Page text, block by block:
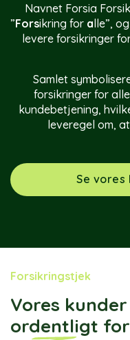
Navnet Forsia
”Forsikring for alle”,
levere forsikringer
Samlet
forsikringer for
kundebetjening,
leveregel om,
Se vores
Forsikringstjek
Vores
ordentligt